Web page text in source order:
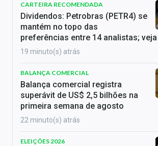
CARTEIRA RECOMENDADA
Dividendos: Petrobras (PETR4) se
mantém no topo das
preferências entre 14 analistas; veja
19 minuto(s) atrás
BALANÇA COMERCIAL
Balança comercial registra
superávit de US$ 2,5 bilhões na
primeira semana de agosto
22 minuto(s) atrás
ELEIÇÕES 2026